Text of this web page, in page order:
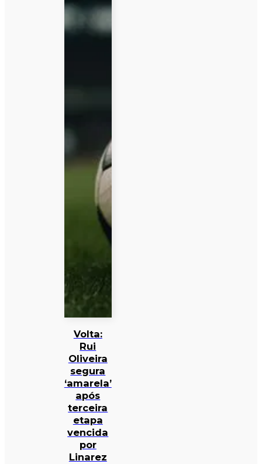
Volta:
Rui
Oliveira
segura
‘amarela’
após
terceira
etapa
vencida
por
Linarez